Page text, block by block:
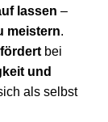
lassen –
meistern.
bei
und
als selbst